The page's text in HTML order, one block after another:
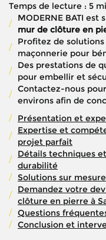
Temps de lecture : 5
MODERNE BATI est
mur de clôture en
Profitez de solutions
maçonnerie pour
Des prestations de
pour embellir et
Contactez-nous
environs afin de
Présentation et
Expertise et
projet parfait
Détails techniques
durabilité
Solutions sur
Demandez votre
clôture en pierre à
Questions
Conclusion et